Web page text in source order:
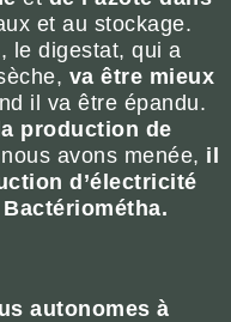
et au stockage.
le digestat, qui a
va être mieux
il va être épandu.
production de
avons menée, il
d’électricité
autonomes à